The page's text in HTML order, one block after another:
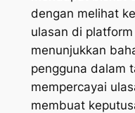
dengan melihat
ulasan di
menunjukkan
pengguna dalam
mempercayai
membuat